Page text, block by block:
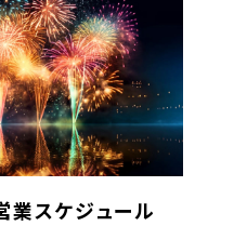
業スケジュール